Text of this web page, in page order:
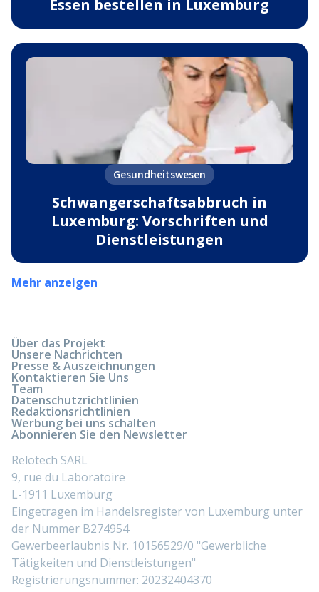
Essen bestellen in Luxemburg
Gesundheitswesen
Schwangerschaftsabbruch in
Luxemburg: Vorschriften und
Dienstleistungen
Mehr anzeigen
Über das Projekt
Unsere Nachrichten
Presse & Auszeichnungen
Kontaktieren Sie Uns
Team
Datenschutzrichtlinien
Redaktionsrichtlinien
Werbung bei uns schalten
Abonnieren Sie den Newsletter
Relotech SARL
9, rue du Laboratoire
L-1911 Luxemburg
Eingetragen im Handelsregister von Luxemburg unter
der Nummer B274954
Gewerbeerlaubnis Nr. 10156529/0 "Gewerbliche
Tätigkeiten und Dienstleistungen"
Registrierungsnummer: 20232404370